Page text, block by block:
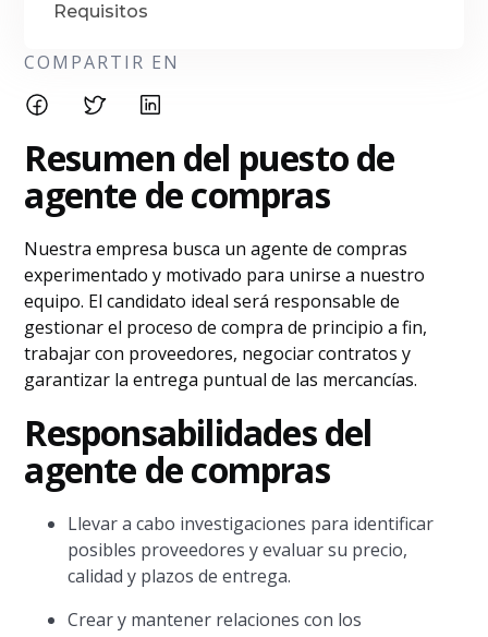
Requisitos
COMPARTIR EN
Resumen del puesto de
agente de compras
Nuestra empresa busca un agente de compras
experimentado y motivado para unirse a nuestro
equipo. El candidato ideal será responsable de
gestionar el proceso de compra de principio a fin,
trabajar con proveedores, negociar contratos y
garantizar la entrega puntual de las mercancías.
Responsabilidades del
agente de compras
Llevar a cabo investigaciones para identificar
posibles proveedores y evaluar su precio,
calidad y plazos de entrega.
Crear y mantener relaciones con los